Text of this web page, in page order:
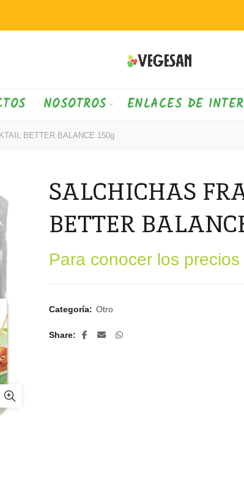
NOSOTROS ENLACES DE
BETTER BALANCE 150g
SALCHICHAS
BETTER
Para conocer los precios
Categoría: Otro
Share